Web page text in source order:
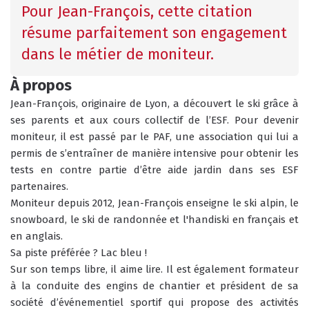
DU BUREAU ESF
QUEL EST MON NIVEAU ?
ANIMATIONS
GARDERIE
RÉSERVER
CLUB PIOU PIOU
3-5 ANS
COURS PRIVÉ MATIN
À PARTIR DE 400€
Pour Jean-François, cette citation
résume parfaitement son engagement
dans le métier de moniteur.
À propos
Jean-François, originaire de Lyon, a découvert le ski grâce à
ses parents et aux cours collectif de l’ESF. Pour devenir
moniteur, il est passé par le PAF, une association qui lui a
permis de s’entraîner de manière intensive pour obtenir les
tests en contre partie d’être aide jardin dans ses ESF
partenaires.
Moniteur depuis 2012, Jean-François enseigne le ski alpin, le
snowboard, le ski de randonnée et l'handiski en français et
en anglais.
Sa piste préférée ? Lac bleu !
Sur son temps libre, il aime lire. Il est également formateur
à la conduite des engins de chantier et président de sa
société d’événementiel sportif qui propose des activités